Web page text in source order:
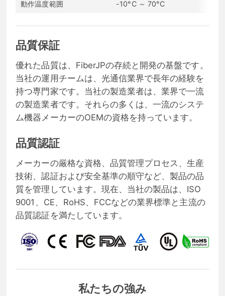
動作温度範囲 -10°C ～ 70°C
品質保証
優れた品質は、FiberJPの存続と開発の基盤です。
当社の運用チームは、光通信業界で長年の経験を
持つ専門家です。当社の製造業者は、業界で一流
の製造業者です。それらの多くは、一流のシステ
ム機器メーカーのOEMの資格を持っています。
品質認証
メーカーの厳格な資格、品質管理プロセス、生産
技術、認証および安全基準の順守など、製品の品
質を管理しています。現在、当社の製品は、ISO
9001、CE、RoHS、FCCなどの業界標準と主流の
品質認証を満たしています。
私たちの強み